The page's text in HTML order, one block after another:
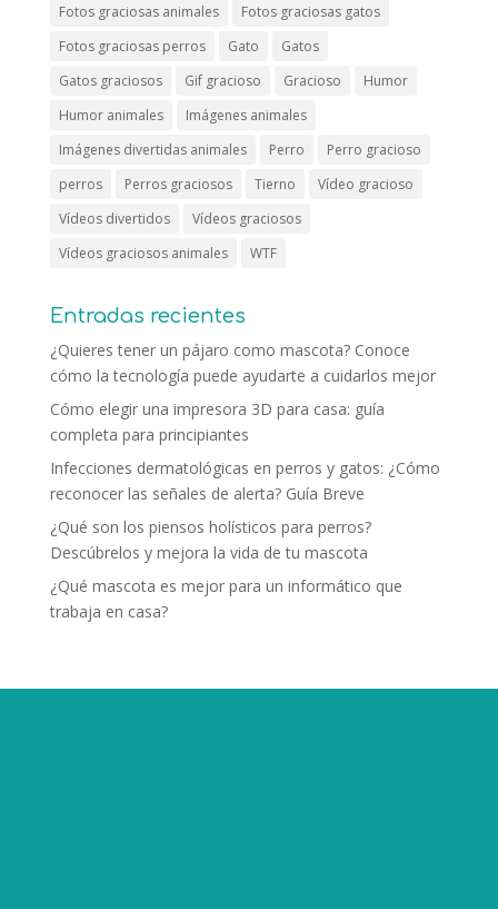
Fotos graciosas animales
Fotos graciosas gatos
Fotos graciosas perros
Gato
Gatos
Gatos graciosos
Gif gracioso Gracioso
Humor
Humor animales
Imágenes animales
Imágenes divertidas animales
Perro
Perro gracioso
perros
Perros graciosos Tierno
Vídeo gracioso
Vídeos divertidos
Vídeos graciosos
Vídeos graciosos animales
WTF
Entradas recientes
¿Quieres tener un pájaro como mascota? Conoce
cómo la tecnología puede ayudarte a cuidarlos mejor
Cómo elegir una impresora 3D para casa: guía
completa para principiantes
Infecciones dermatológicas en perros y gatos: ¿Cómo
reconocer las señales de alerta? Guía Breve
¿Qué son los piensos holísticos para perros?
Descúbrelos y mejora la vida de tu mascota
¿Qué mascota es mejor para un informático que
trabaja en casa?